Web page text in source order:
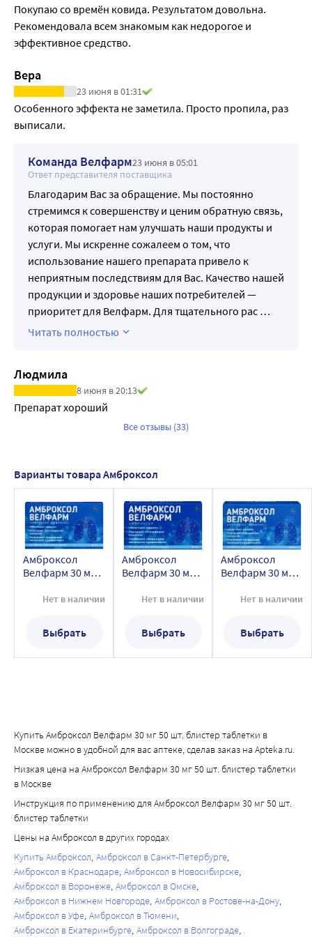
Покупаю со времён ковида. Результатом довольна.
Рекомендовала всем знакомым как недорогое и
эффективное средство.
Вера
23 июня в 01:31
Особенного эффекта не заметила. Просто пропила, раз
выписали.
Команда Велфарм23 июня в 05:01
Ответ представителя поставщика
Благодарим Вас за обращение. Мы постоянно
стремимся к совершенству и ценим обратную связь,
которая помогает нам улучшать наши продукты и
услуги. Мы искренне сожалеем о том, что
использование нашего препарата привело к
неприятным последствиям для Вас. Качество нашей
продукции и здоровье наших потребителей —
приоритет для Велфарм. Для тщательного рас …
Читать полностью
Людмила
8 июня в 20:13
Препарат хороший
Все отзывы (33)
Варианты товара Амброксол
Амброксол
Велфарм 30 мг
таблетки
Нет в наличии
Выбрать
Амброксол
Велфарм 30 мг
таблетки
Нет в наличии
Выбрать
Амброксол
Велфарм 30 мг
таблетки
Нет в наличии
Выбрать
Купить Амброксол Велфарм 30 мг 50 шт. блистер таблетки в
Москве можно в удобной для вас аптеке, сделав заказ на Apteka.ru.
Низкая цена на Амброксол Велфарм 30 мг 50 шт. блистер таблетки
в Москве
Инструкция по применению для Амброксол Велфарм 30 мг 50 шт.
блистер таблетки
Цены на Амброксол в других городах
Купить Амброксол Амброксол в Санкт-Петербурге
Амброксол в Краснодаре Амброксол в Новосибирске
Амброксол в Воронеже Амброксол в Омске
Амброксол в Нижнем Новгороде Амброксол в Ростове-на-Дону
Амброксол в Уфе Амброксол в Тюмени
Амброксол в Екатеринбурге Амброксол в Волгограде